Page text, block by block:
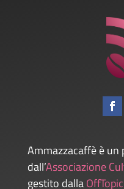
Ammazzacaffè è
dall’Associazione
gestito dalla